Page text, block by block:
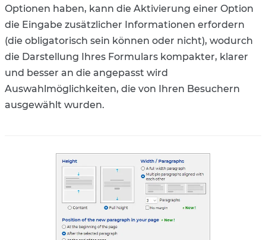
Optionen haben, kann die Aktivierung einer Option
die Eingabe zusätzlicher Informationen erfordern
(die obligatorisch sein können oder nicht), wodurch
die Darstellung Ihres Formulars kompakter, klarer
und besser an die angepasst wird
Auswahlmöglichkeiten, die von Ihren Besuchern
ausgewählt wurden.